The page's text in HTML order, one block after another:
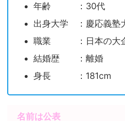
年齢 ：30代
出身大学 ：慶応義塾
職業 ：日本の大企
結婚歴 ：離婚
身長 ：181cm
名前は公表